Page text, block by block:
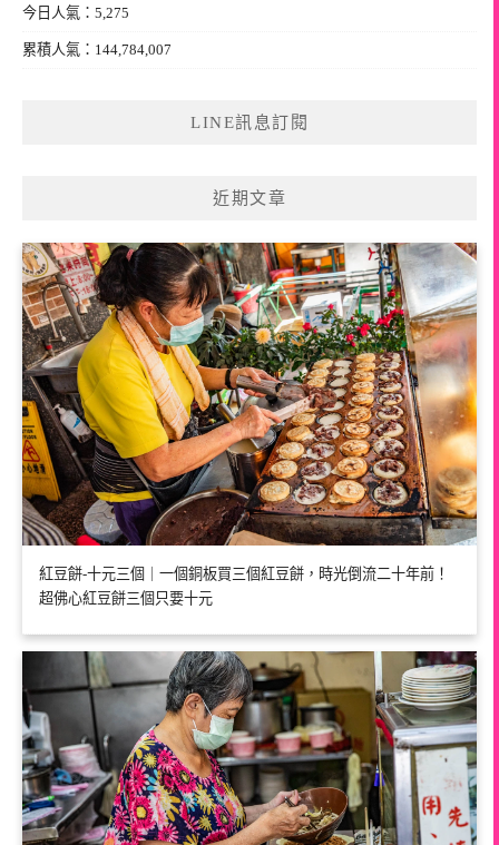
今日人氣：5,275
累積人氣：144,784,007
LINE訊息訂閱
近期文章
紅豆餅-十元三個｜一個銅板買三個紅豆餅，時光倒流二十年前！
超佛心紅豆餅三個只要十元